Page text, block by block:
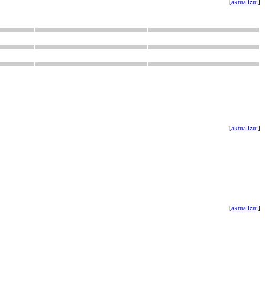
aktualizuj
[aktualizuj]
[aktualizuj]